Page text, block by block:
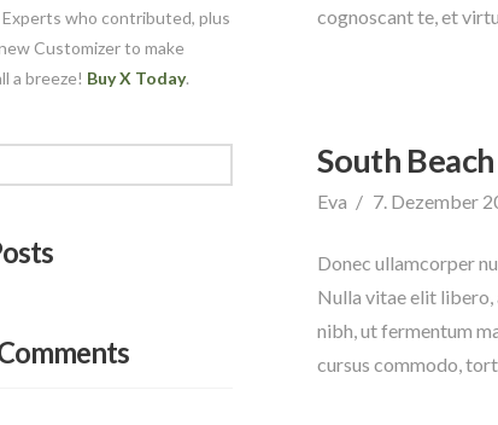
cognoscant te, et
South Beach
Eva 7. Dezember
Donec ullamcorper
Nulla vitae elit libero,
nibh, ut fermentum
cursus commodo,
who contributed, plus
Customizer to make
a breeze! Buy X Today.